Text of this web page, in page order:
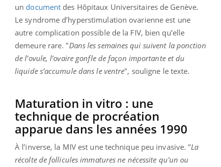
un document des Hôpitaux Universitaires de Genève.
Le syndrome d’hyperstimulation ovarienne est une
autre complication possible de la FIV, bien qu’elle
demeure rare. "Dans les semaines qui suivent la ponction
de l’ovule, l’ovaire gonfle de façon importante et du
liquide s’accumule dans le ventre", souligne le texte.
Maturation in vitro : une
technique de procréation
apparue dans les années 1990
À l’inverse, la MIV est une technique peu invasive. "La
récolte de follicules immatures ne nécessite qu'un ou